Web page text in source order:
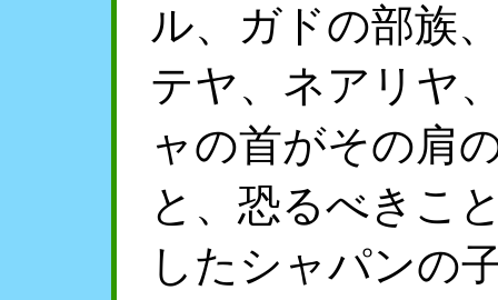
ル、ガドの部族
テヤ、ネアリヤ
ャの首がその肩
と、恐るべきこ
したシャパンの